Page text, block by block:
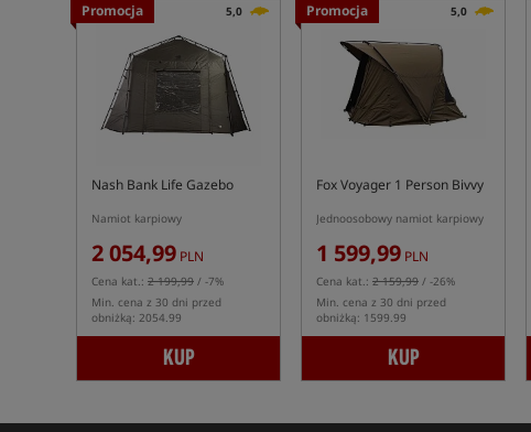
Promocja 5,0
Nash Bank Life Gazebo
Namiot karpiowy
2 054,99 PLN
Cena kat.: 2 199,99 / -7%
Min. cena z 30 dni przed
obniżką: 2054.99
KUP
Promocja 5,0
Fox Voyager 1 Person Bivvy
Jednoosobowy namiot karpiowy
1 599,99 PLN
Cena kat.: 2 159,99 / -26%
Min. cena z 30 dni przed
obniżką: 1599.99
KUP